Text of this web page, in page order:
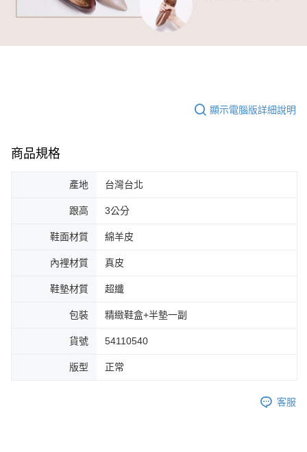
顯示電腦版詳細說明
商品規格
產地 台灣台北
跟高 3公分
鞋面材質 綿羊皮
內裡材質 真皮
鞋墊材質 超纖
包裝 精緻鞋盒+半墊一副
貨號 54110540
版型 正常
客服